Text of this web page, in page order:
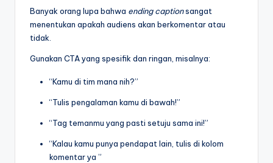
Banyak orang lupa bahwa ending captionsangat
menentukan apakah audiens akan berkomentar atau
tidak.
Gunakan CTA yang spesifik dan ringan, misalnya:
“Kamu di tim mana nih?”
“Tulis pengalaman kamu di bawah!”
“Tag temanmu yang pasti setuju sama ini!”
“Kalau kamu punya pendapat lain, tulis di kolom
komentar ya ”